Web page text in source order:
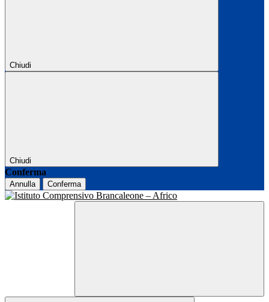
Chiudi
Chiudi
Conferma
Annulla Conferma